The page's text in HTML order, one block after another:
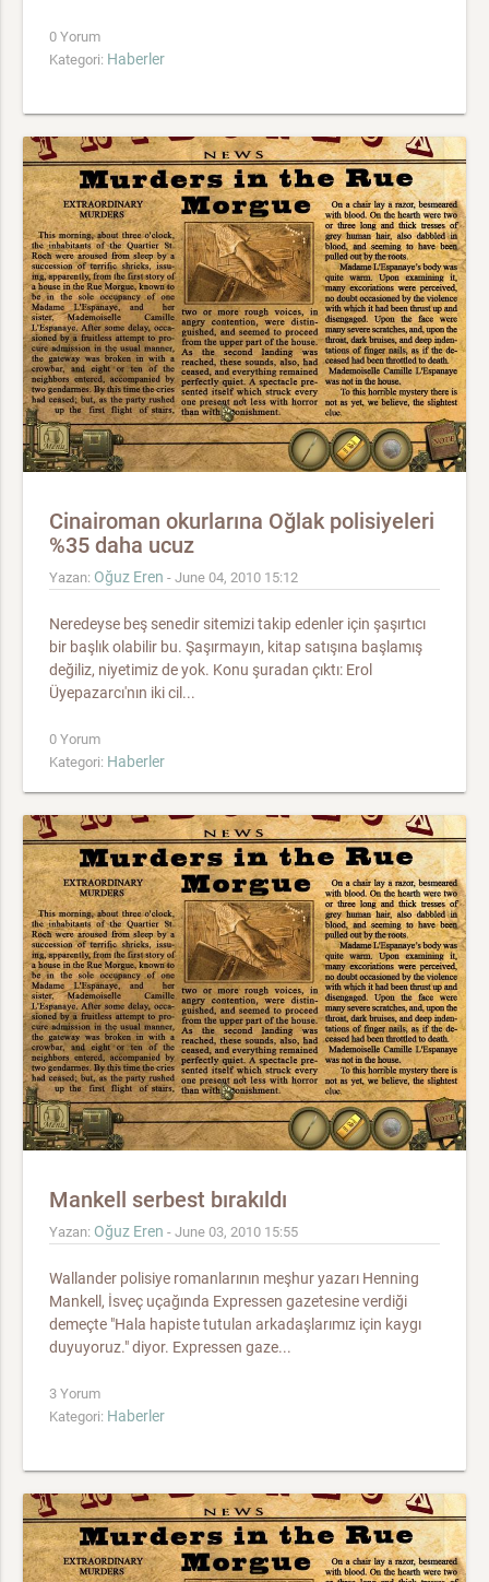
0 Yorum
Kategori: Haberler
Cinairoman okurlarına Oğlak polisiyeleri
%35 daha ucuz
Yazan: Oğuz Eren - June 04, 2010 15:12
Neredeyse beş senedir sitemizi takip edenler için şaşırtıcı
bir başlık olabilir bu. Şaşırmayın, kitap satışına başlamış
değiliz, niyetimiz de yok. Konu şuradan çıktı: Erol
Üyepazarcı'nın iki cil...
0 Yorum
Kategori: Haberler
Mankell serbest bırakıldı
Yazan: Oğuz Eren - June 03, 2010 15:55
Wallander polisiye romanlarının meşhur yazarı Henning
Mankell, İsveç uçağında Expressen gazetesine verdiği
demeçte "Hala hapiste tutulan arkadaşlarımız için kaygı
duyuyoruz." diyor. Expressen gaze...
3 Yorum
Kategori: Haberler